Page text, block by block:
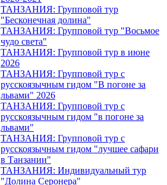
ТАНЗАНИЯ: Групповой тур
"Бесконечная долина"
ТАНЗАНИЯ: Групповой тур "Восьмое
чудо света"
ТАНЗАНИЯ: Групповой тур в июне
2026
ТАНЗАНИЯ: Групповой тур с
русскоязычным гидом "В погоне за
львами" 2026
ТАНЗАНИЯ: Групповой тур с
русскоязычным гидом "в погоне за
львами"
ТАНЗАНИЯ: Групповой тур с
русскоязычным гидом "лучшее сафари
в Танзании"
ТАНЗАНИЯ: Индивидуальный тур
"Долина Серонера"